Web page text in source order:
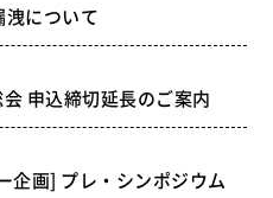
洩について
申込締切延長のご案内
企画] プレ・シンポジウム